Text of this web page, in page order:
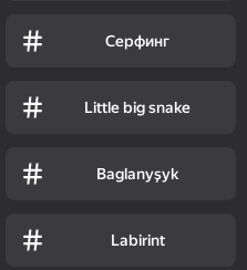
Серфинг
Little big snake
Baglanyşyk
Labirint